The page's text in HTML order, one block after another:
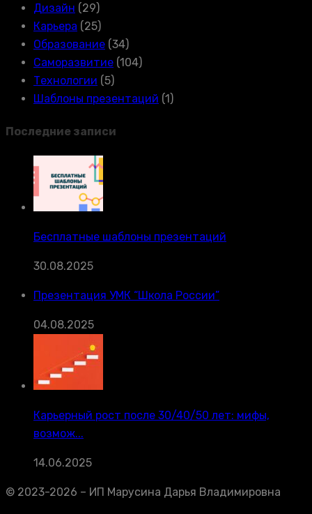
Дизайн (29)
Карьера (25)
Образование (34)
Саморазвитие (104)
Технологии (5)
Шаблоны презентаций (1)
Последние записи
Бесплатные шаблоны презентаций
30.08.2025
Презентация УМК “Школа России”
04.08.2025
Карьерный рост после 30/40/50 лет: мифы,
возмож...
14.06.2025
© 2023-2026 – ИП Марусина Дарья Владимировна